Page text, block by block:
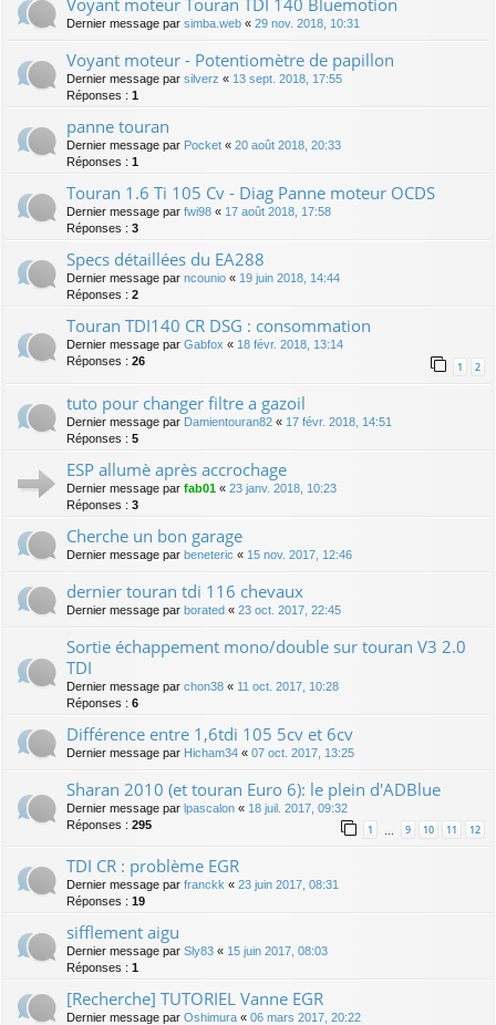
Voyant moteur Touran TDI 140 Bluemotion
Dernier message par simba.web « 29 nov. 2018, 10:31
Voyant moteur - Potentiomètre de papillon
Dernier message par silverz « 13 sept. 2018, 17:55
Réponses : 1
panne touran
Dernier message par Pocket « 20 août 2018, 20:33
Réponses : 1
Touran 1.6 Ti 105 Cv - Diag Panne moteur OCDS
Dernier message par fwi98 « 17 août 2018, 17:58
Réponses : 3
Specs détaillées du EA288
Dernier message par ncounio « 19 juin 2018, 14:44
Réponses : 2
Touran TDI140 CR DSG : consommation
Dernier message par Gabfox « 18 févr. 2018, 13:14
Réponses : 26 1 2
tuto pour changer filtre a gazoil
Dernier message par Damientouran82 « 17 févr. 2018, 14:51
Réponses : 5
ESP allumè après accrochage
Dernier message par fab01 « 23 janv. 2018, 10:23
Réponses : 3
Cherche un bon garage
Dernier message par beneteric « 15 nov. 2017, 12:46
dernier touran tdi 116 chevaux
Dernier message par borated « 23 oct. 2017, 22:45
Sortie échappement mono/double sur touran V3 2.0
TDI
Dernier message par chon38 « 11 oct. 2017, 10:28
Réponses : 6
Différence entre 1,6tdi 105 5cv et 6cv
Dernier message par Hicham34 « 07 oct. 2017, 13:25
Sharan 2010 (et touran Euro 6): le plein d'ADBlue
Dernier message par lpascalon « 18 juil. 2017, 09:32
Réponses : 295 1 9 10 11 12
TDI CR : problème EGR
Dernier message par franckk « 23 juin 2017, 08:31
Réponses : 19
sifflement aigu
Dernier message par Sly83 « 15 juin 2017, 08:03
Réponses : 1
[Recherche] TUTORIEL Vanne EGR
Dernier message par Oshimura « 06 mars 2017, 20:22